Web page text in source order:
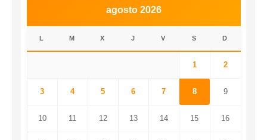
agosto 2026
L M X J V S D
1 2
3 4 5 6 7 8 9
10 11 12 13 14 15 16